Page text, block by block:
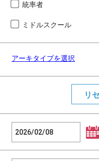
統率者
ミドルスクール
アーキタイプを選択